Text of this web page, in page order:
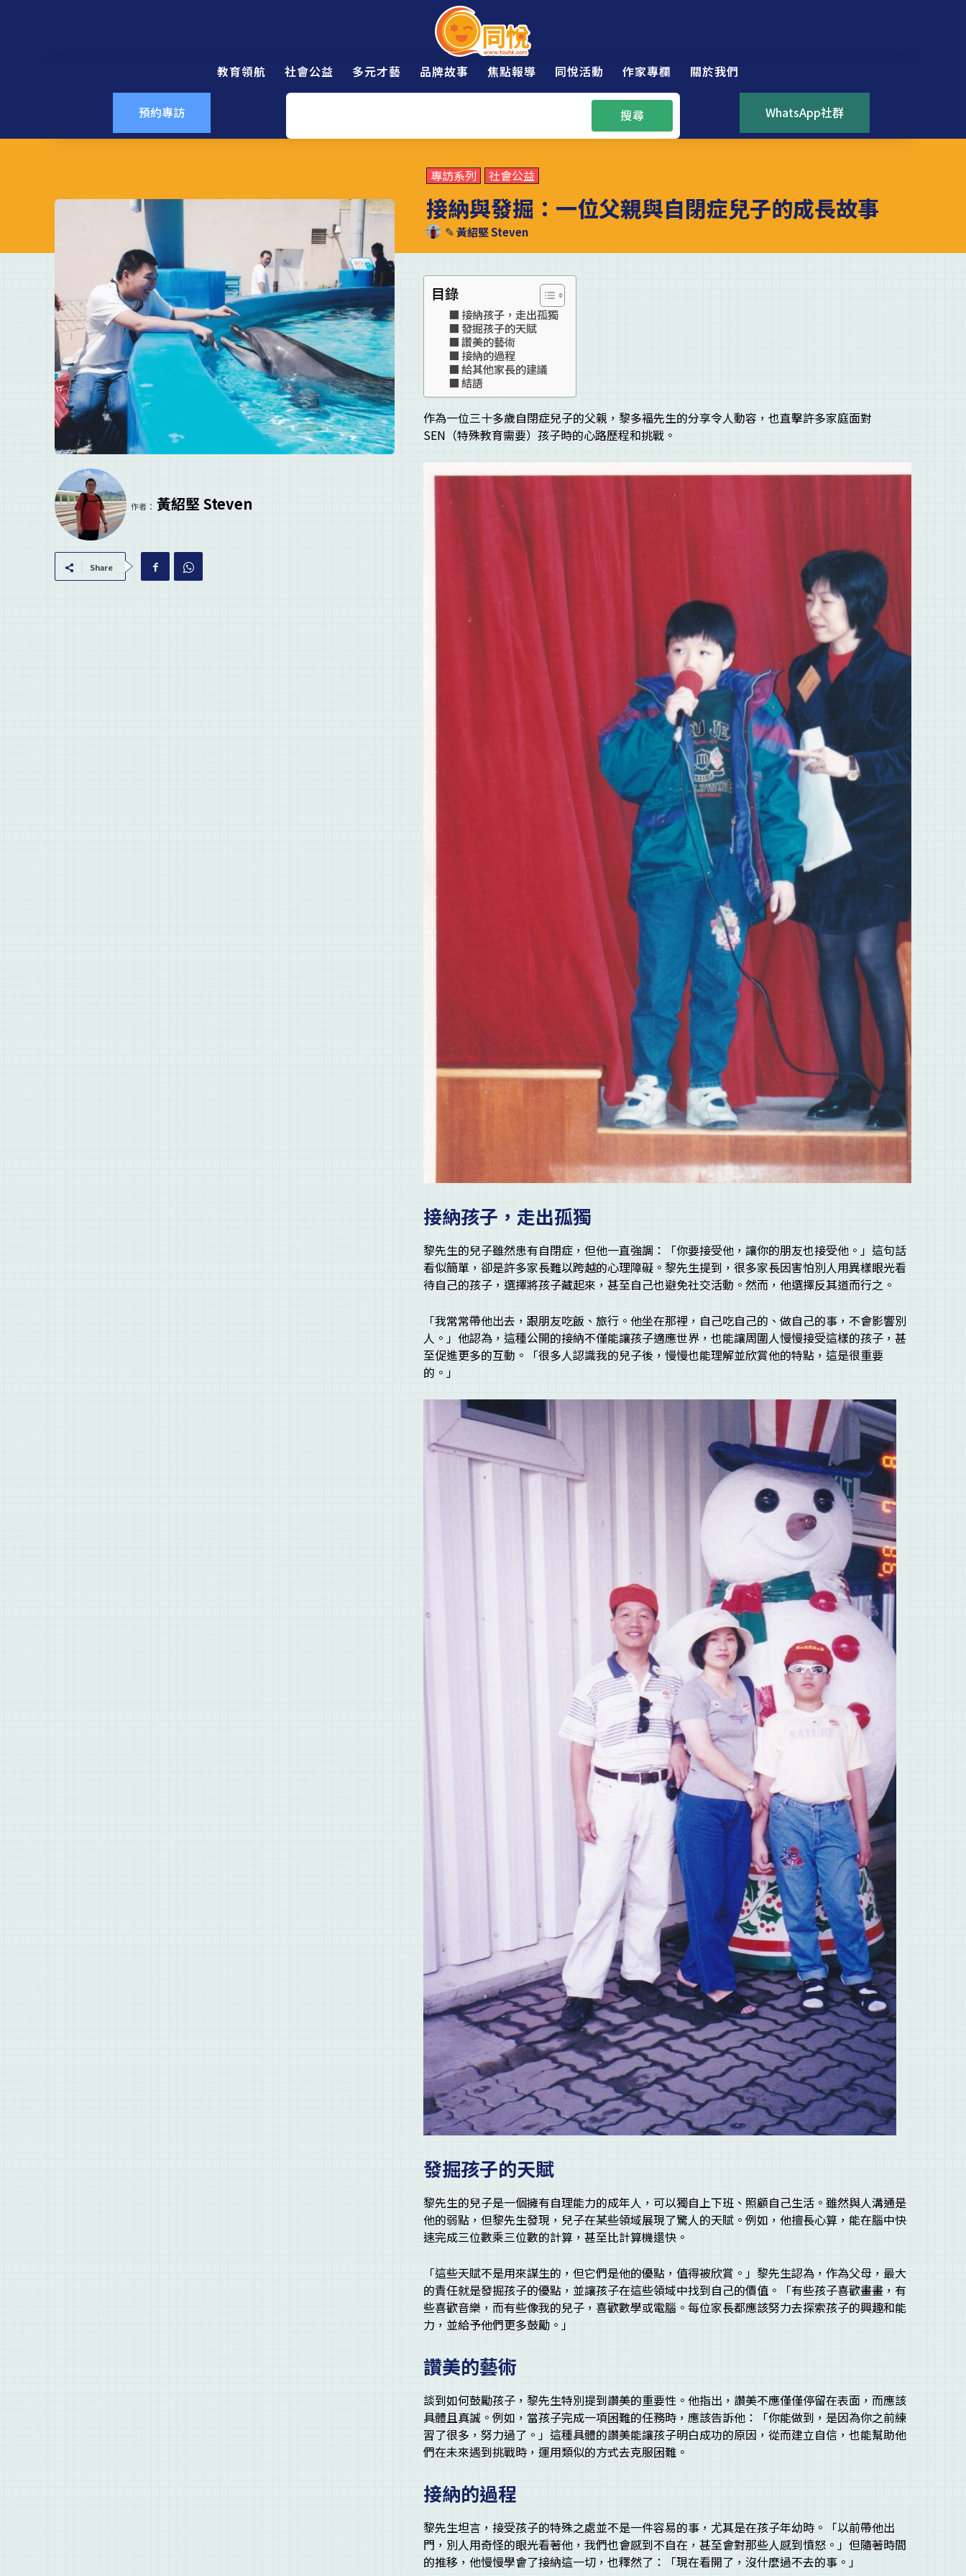
教育領航 社會公益 多元才藝 品牌故事 焦點報導 同悅活動 作家專欄 關於我們
預約專訪 搜尋 WhatsApp社群
專訪系列 社會公益
接納與發掘：一位父親與自閉症兒子的成長故事
✎黃紹堅 Steven
作者： 黃紹堅 Steven
Share
目錄
接納孩子，走出孤獨
發掘孩子的天賦
讚美的藝術
接納的過程
給其他家長的建議
結語
作為一位三十多歲自閉症兒子的父親，黎多褔先生的分享令人動容，也直擊許多家庭面對
SEN（特殊教育需要）孩子時的心路歷程和挑戰。
接納孩子，走出孤獨
黎先生的兒子雖然患有自閉症，但他一直強調：「你要接受他，讓你的朋友也接受他。」這句話
看似簡單，卻是許多家長難以跨越的心理障礙。黎先生提到，很多家長因害怕別人用異樣眼光看
待自己的孩子，選擇將孩子藏起來，甚至自己也避免社交活動。然而，他選擇反其道而行之。
「我常常帶他出去，跟朋友吃飯、旅行。他坐在那裡，自己吃自己的、做自己的事，不會影響別
人。」他認為，這種公開的接納不僅能讓孩子適應世界，也能讓周圍人慢慢接受這樣的孩子，甚
至促進更多的互動。「很多人認識我的兒子後，慢慢也能理解並欣賞他的特點，這是很重要
的。」
發掘孩子的天賦
黎先生的兒子是一個擁有自理能力的成年人，可以獨自上下班、照顧自己生活。雖然與人溝通是
他的弱點，但黎先生發現，兒子在某些領域展現了驚人的天賦。例如，他擅長心算，能在腦中快
速完成三位數乘三位數的計算，甚至比計算機還快。
「這些天賦不是用來謀生的，但它們是他的優點，值得被欣賞。」黎先生認為，作為父母，最大
的責任就是發掘孩子的優點，並讓孩子在這些領域中找到自己的價值。「有些孩子喜歡畫畫，有
些喜歡音樂，而有些像我的兒子，喜歡數學或電腦。每位家長都應該努力去探索孩子的興趣和能
力，並給予他們更多鼓勵。」
讚美的藝術
談到如何鼓勵孩子，黎先生特別提到讚美的重要性。他指出，讚美不應僅僅停留在表面，而應該
具體且真誠。例如，當孩子完成一項困難的任務時，應該告訴他：「你能做到，是因為你之前練
習了很多，努力過了。」這種具體的讚美能讓孩子明白成功的原因，從而建立自信，也能幫助他
們在未來遇到挑戰時，運用類似的方式去克服困難。
接納的過程
黎先生坦言，接受孩子的特殊之處並不是一件容易的事，尤其是在孩子年幼時。「以前帶他出
門，別人用奇怪的眼光看著他，我們也會感到不自在，甚至會對那些人感到憤怒。」但隨著時間
的推移，他慢慢學會了接納這一切，也釋然了：「現在看開了，沒什麼過不去的事。」